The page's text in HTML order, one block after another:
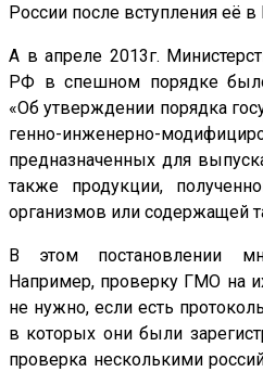
России после вступления её в
А в апреле 2013г.
РФ в спешном порядке
«Об утверждении порядка
генно-инженерно-
предназначенных для
также продукции,
организмов или содержащей
В этом постановлении
Например, проверку ГМО на
не нужно, если есть
в которых они были
проверка несколькими